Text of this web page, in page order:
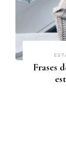
Frases